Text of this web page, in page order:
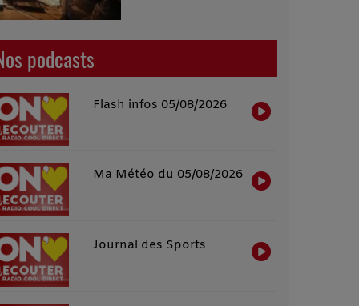
podcasts
Flash infos 05/08/2026
Ma Météo du 05/08/2026
Journal des Sports